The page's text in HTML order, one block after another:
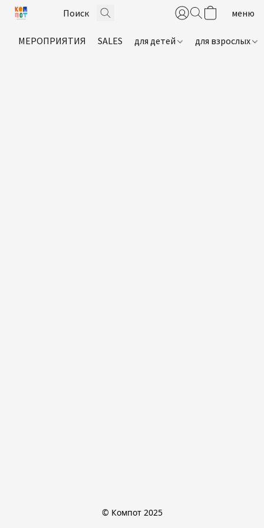
МЕРОПРИЯТИЯ SALES для детей для взрослых
© Компот 2025